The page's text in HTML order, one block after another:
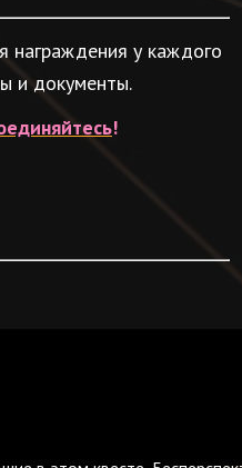
награждения у каждого
и документы.
!